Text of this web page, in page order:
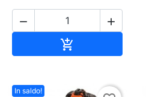
 

In saldo!